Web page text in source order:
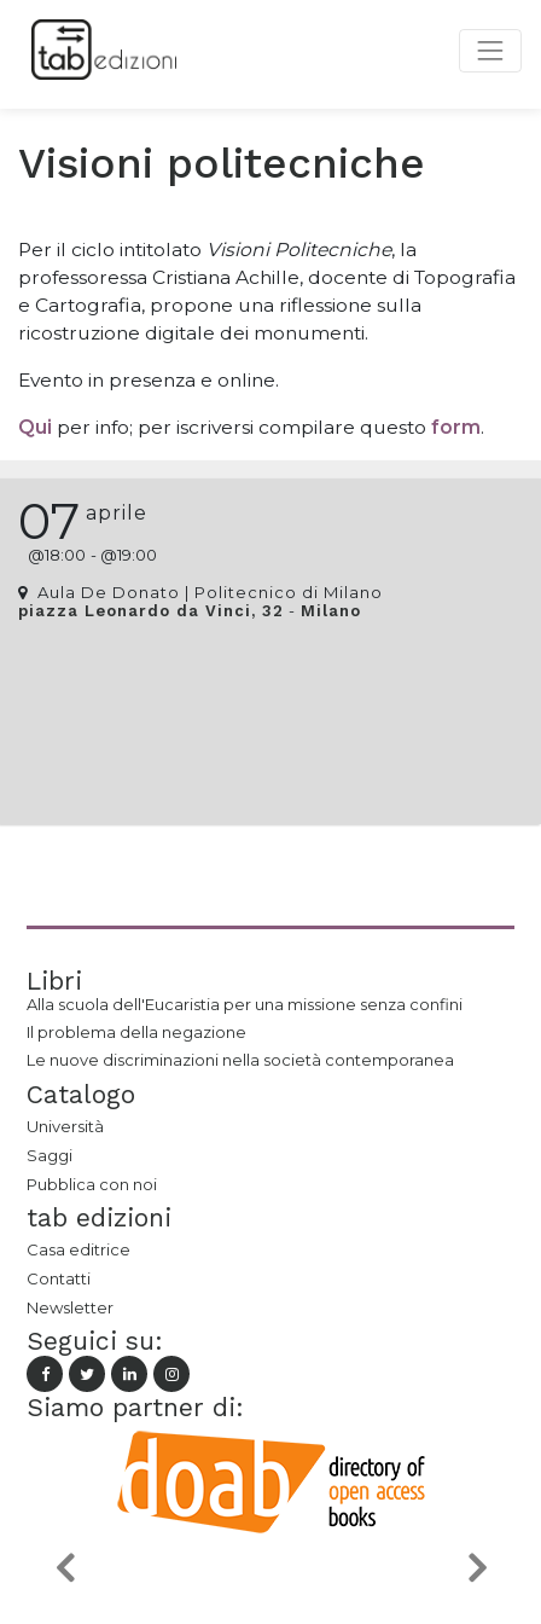
Visioni politecniche
Per il ciclo intitolato Visioni Politecniche, la
professoressa Cristiana Achille, docente di Topografia
e Cartografia, propone una riflessione sulla
ricostruzione digitale dei monumenti.
Evento in presenza e online.
Qui per info; per iscriversi compilare questo form.
07 aprile
@18:00 - @19:00
Aula De Donato | Politecnico di Milano
piazza Leonardo da Vinci, 32 - Milano
Libri
Alla scuola dell'Eucaristia per una missione senza confini
Il problema della negazione
Le nuove discriminazioni nella società contemporanea
Catalogo
Università
Saggi
Pubblica con noi
tab edizioni
Casa editrice
Contatti
Newsletter
Seguici su:
Siamo partner di: